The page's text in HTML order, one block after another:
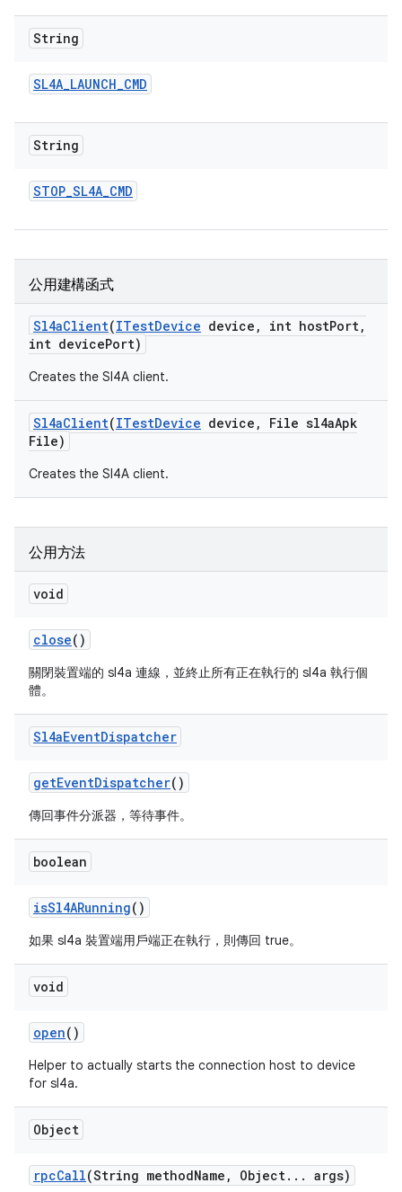
String
SL4A_LAUNCH_CMD
String
STOP_SL4A_CMD
公用建構函式
Sl4aClient(ITestDevice device , int hostPort,
int devicePort)
Creates the Sl4A client.
Sl4aClient(ITestDevice device , File sl4aApk
File)
Creates the Sl4A client.
公用方法
void
close()
關閉裝置端的 sl4a 連線，並終止所有正在執行的 sl4a 執行個
體。
Sl4aEventDispatcher
getEventDispatcher()
傳回事件分派器，等待事件。
boolean
isSl4ARunning()
如果 sl4a 裝置端用戶端正在執行，則傳回 true。
void
open()
Helper to actually starts the connection host to device
for sl4a.
Object
rpcCall(String methodName , Object. . . args)